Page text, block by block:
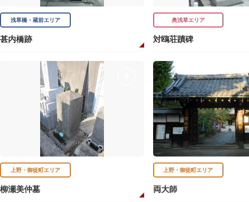
浅草橋・蔵前エリア
甚内橋跡
奥浅草エリア
対鴎荘蹟碑
上野・御徒町エリア
柳瀬美仲墓
上野・御徒町エリア
両大師